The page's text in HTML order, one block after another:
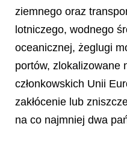
ziemnego oraz
lotniczego, wodnego
oceanicznej, żeglugi
portów, zlokalizowane
członkowskich Unii
zakłócenie lub
na co najmniej dwa